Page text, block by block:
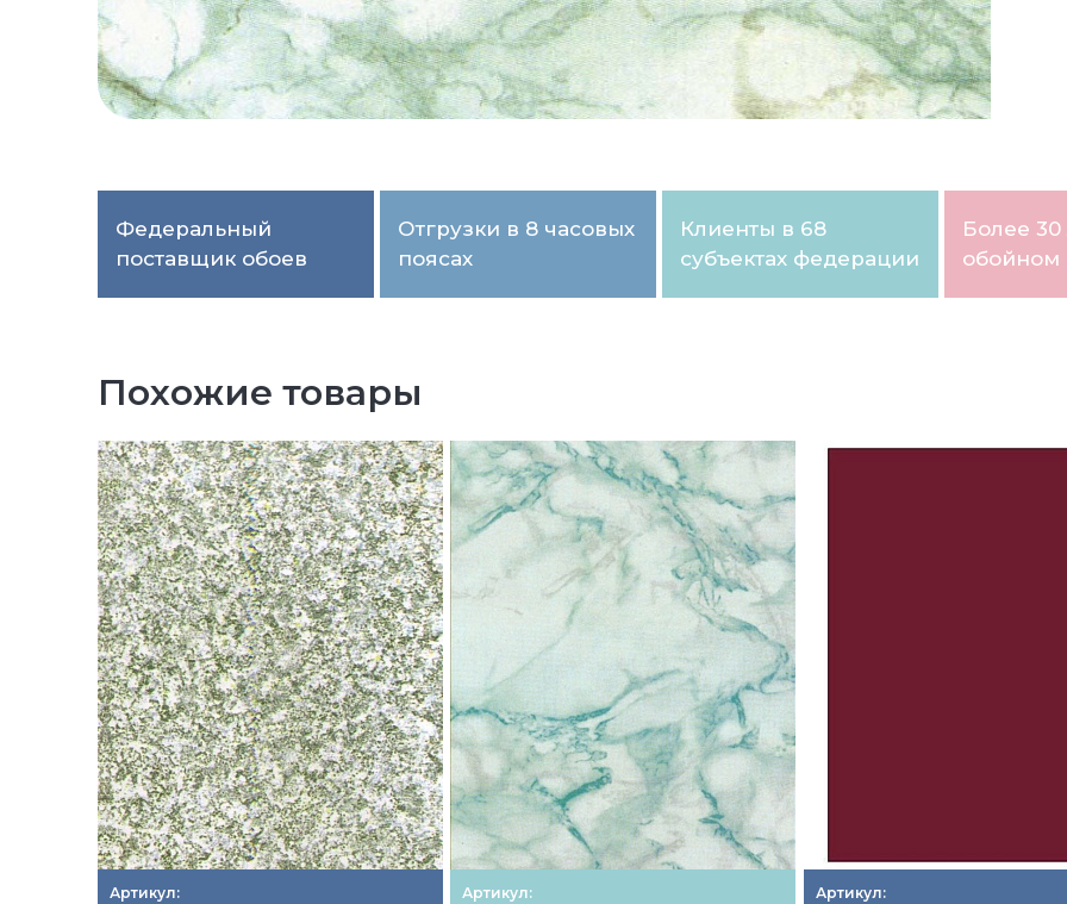
Федеральный
поставщик обоев
Отгрузки в 8 часовых
поясах
Клиенты в 68
субъектах федерации
Более 30
обойном
Похожие товары
Артикул: Артикул: Артикул: